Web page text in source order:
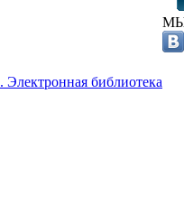
библиотека